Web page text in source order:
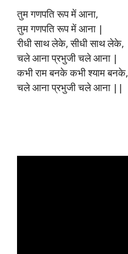
तुम गणपति रूप में आना,
तुम गणपति रूप में आना |
रीधी साथ लेके, सीधी साथ लेके,
चले आना प्रभुजी चले आना |
कभी राम बनके कभी श्याम बनके,
चले आना प्रभुजी चले आना ||